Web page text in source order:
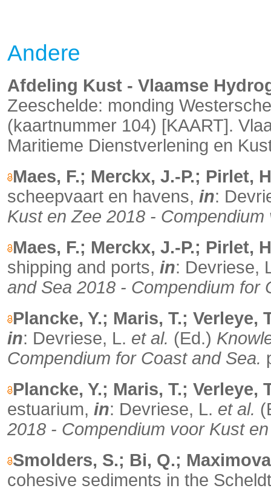
Andere
Afdeling Kust - Vlaamse
Zeeschelde: monding
(kaartnummer 104) [KAART].
Maritieme Dienstverlening en
Maes, F.; Merckx, J.-P.; Pirlet,
scheepvaart en havens, in:
Kust en Zee 2018 -
Maes, F.; Merckx, J.-P.; Pirlet,
shipping and ports, in: Devriese,
and Sea 2018 - Compendium for
Plancke, Y.; Maris, T.; Verleye,
in: Devriese, L. et al. (Ed.)
Compendium for Coast and Sea.
Plancke, Y.; Maris, T.; Verleye,
estuarium, in: Devriese, L. et al.
2018 - Compendium voor Kust
Smolders, S.; Bi, Q.;
cohesive sediments in the